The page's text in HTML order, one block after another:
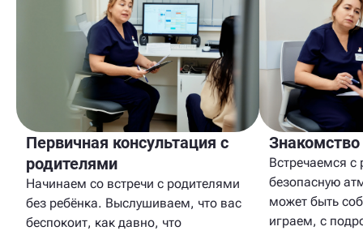
Первичная консультация с
родителями
Начинаем со встречи с родителями
без ребёнка. Выслушиваем, что вас
беспокоит, как давно, что
Встречаемся
безопасную
может быть
играем, с